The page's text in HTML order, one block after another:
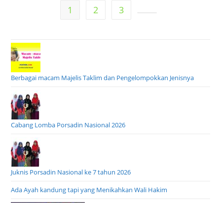
1 2 3
Berbagai macam Majelis Taklim dan Pengelompokkan Jenisnya
Cabang Lomba Porsadin Nasional 2026
Juknis Porsadin Nasional ke 7 tahun 2026
Ada Ayah kandung tapi yang Menikahkan Wali Hakim